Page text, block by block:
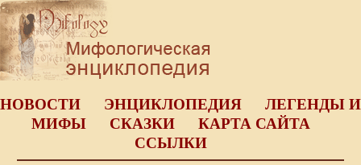
НОВОСТИ ЭНЦИКЛОПЕДИЯ
ЛЕГЕНДЫ И
МИФЫ
СКАЗКИ
КАРТА САЙТА
ССЫЛКИ